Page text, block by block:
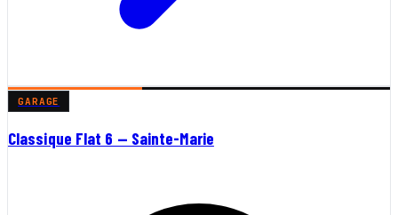
GARAGE
Classique Flat 6 — Sainte-Marie